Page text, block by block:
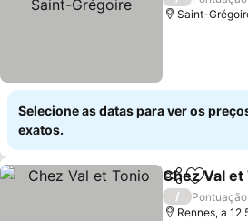
Saint-
Selecione as datas para ver os
exatos.
Partilhar
Chez Val et
/
Rennes, a